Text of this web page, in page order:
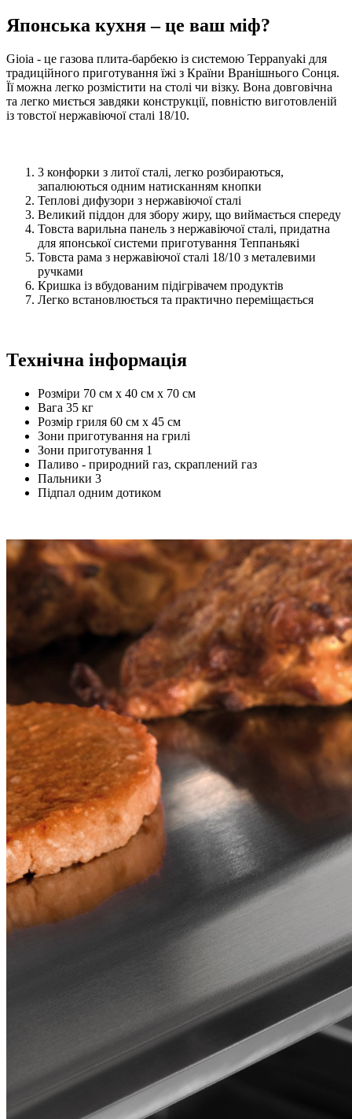
Японська кухня – це ваш міф?
Gioia - це газова плита-барбекю із системою Teppanyaki для
традиційного приготування їжі з Країни Вранішнього Сонця.
Її можна легко розмістити на столі чи візку. Вона довговічна
та легко миється завдяки конструкції, повністю виготовленій
із товстої нержавіючої сталі 18/10.
3 конфорки з литої сталі, легко розбираються,
запалюються одним натисканням кнопки
Теплові дифузори з нержавіючої сталі
Великий піддон для збору жиру, що виймається спереду
Товста варильна панель з нержавіючої сталі, придатна
для японської системи приготування Теппаньякі
Товста рама з нержавіючої сталі 18/10 з металевими
ручками
Кришка із вбудованим підігрівачем продуктів
Легко встановлюється та практично переміщається
Технічна інформація
Розміри 70 см x 40 см x 70 см
Вага 35 кг
Розмір гриля 60 см x 45 см
Зони приготування на грилі
Зони приготування 1
Паливо - природний газ, скраплений газ
Пальники 3
Підпал одним дотиком